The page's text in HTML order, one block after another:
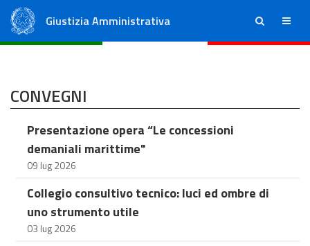
Giustizia Amministrativa ricerca menu
CONVEGNI
Presentazione opera “Le concessioni
demaniali marittime"
09 lug 2026
Collegio consultivo tecnico: luci ed ombre di
uno strumento utile
03 lug 2026